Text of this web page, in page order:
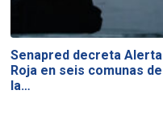
Senapred decreta Alerta
Roja en seis comunas de
la…